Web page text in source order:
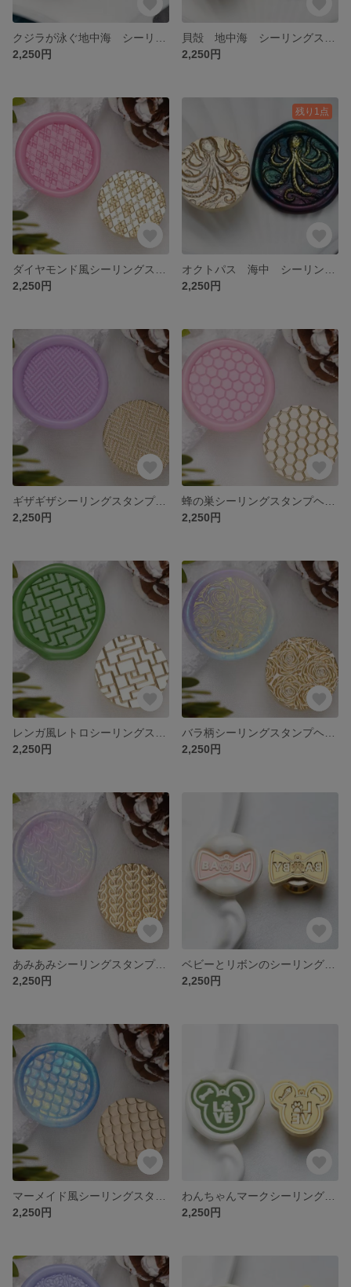
2,250円
2,250円
2,250円
残り1点
2,250円
ギザギザシーリングスタンプヘッド
2,250円
2,250円
2,250円
2,250円
あみあみシーリングスタンプヘッド
2,250円
2,250円
2,250円
2,250円